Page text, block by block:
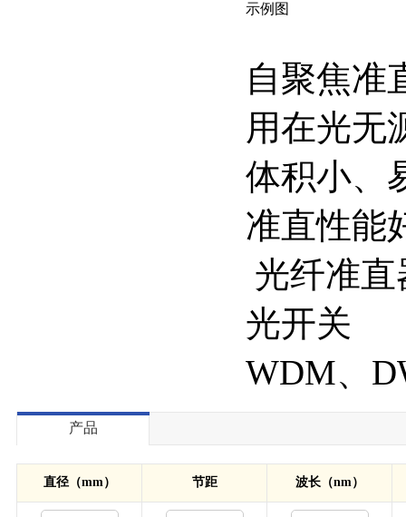
示例图
自聚焦准
用在光无
体积小、
准直性能
光纤准
光开关
WDM、
产品
直径（mm） 节距 波长（nm）